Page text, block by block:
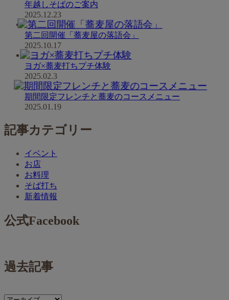
年越しそばのご案内
2025.12.23
第二回開催「蕎麦屋の落語会」
2025.10.17
ヨガ×蕎麦打ちプチ体験
2025.02.3
期間限定フレンチと蕎麦のコースメニュー
2025.01.19
記事カテゴリー
イベント
お店
お料理
そば打ち
新着情報
公式Facebook
過去記事